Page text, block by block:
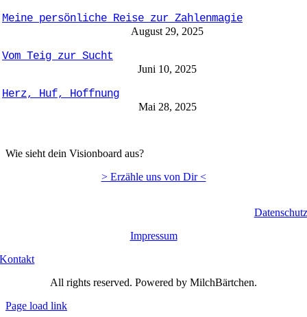
Meine persönliche Reise zur Zahlenmagie
August 29, 2025
Vom Teig zur Sucht
Juni 10, 2025
Herz, Huf, Hoffnung
Mai 28, 2025
Wie sieht dein Visionboard aus?
> Erzähle uns von Dir <
Datenschutz
Impressum
Kontakt
All rights reserved. Powered by MilchBärtchen.
Page load link